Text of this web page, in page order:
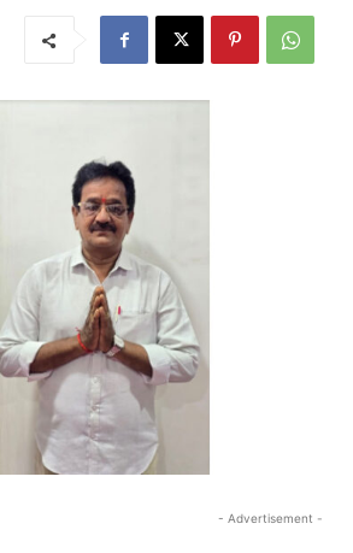
- Advertisement -